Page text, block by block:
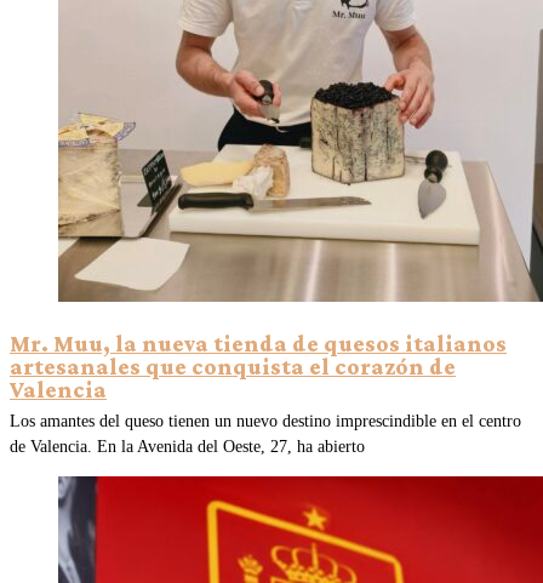
Mr. Muu, la nueva tienda de quesos italianos
artesanales que conquista el corazón de
Valencia
Los amantes del queso tienen un nuevo destino imprescindible en el centro
de Valencia. En la Avenida del Oeste, 27, ha abierto